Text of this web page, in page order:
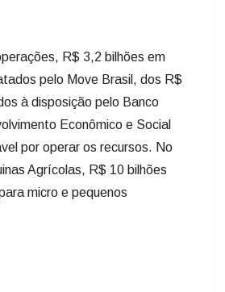
R$ 3,2 bilhões em
pelo Move Brasil, dos R$
à disposição pelo Banco
Econômico e Social
por operar os recursos. No
Agrícolas, R$ 10 bilhões
micro e pequenos